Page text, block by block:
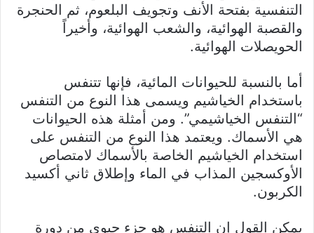
التنفسية بفتحة الأنف وتجويف البلعوم، ثم الحنجرة
والقصبة الهوائية، والشعب الهوائية، وأخيراً
الحويصلات الهوائية.
أما بالنسبة للحيوانات المائية، فإنها تتنفس
باستخدام الخياشيم ويسمى هذا النوع من التنفس
“التنفس الخياشيمي”. ومن أمثلة هذه الحيوانات
هي الأسماك. ويعتمد هذا النوع من التنفس على
استخدام الخياشيم الخاصة بالأسماك لامتصاص
الأوكسجين المذاب في الماء وإطلاق ثاني أكسيد
الكربون.
يمكن القول إن التنفس هو جزء حيوي من دورة